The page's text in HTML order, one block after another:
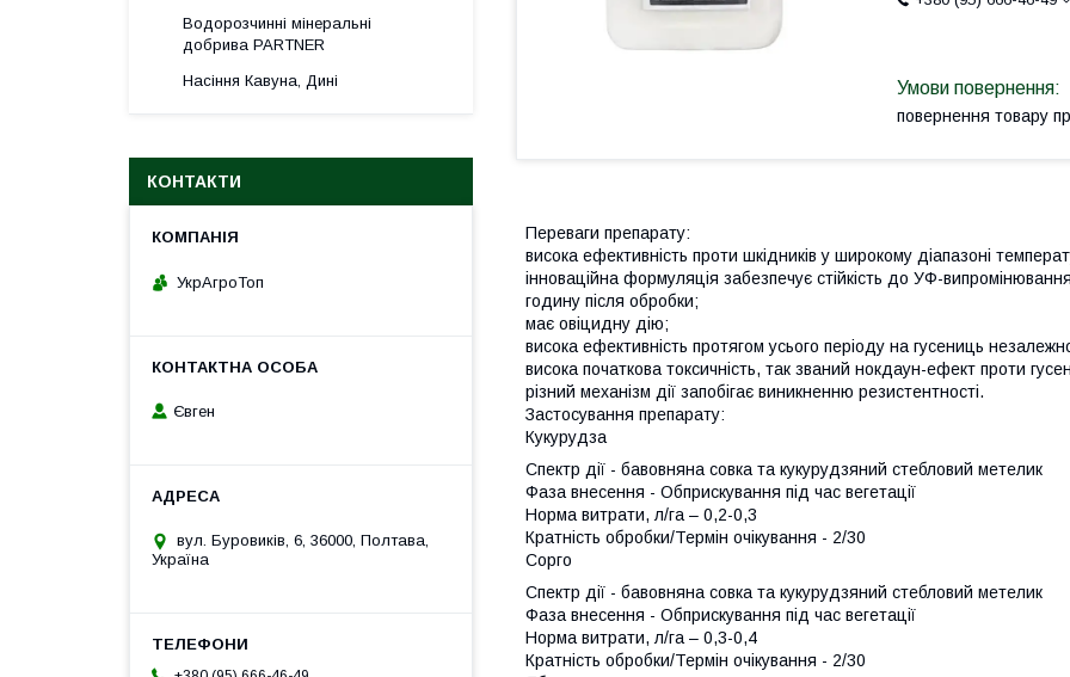
повернення товару
Переваги препарату:
висока ефективність проти шкідників у широкому діапазоні
інноваційна формуляція забезпечує стійкість до УФ-
годину після обробки;
має овіцидну дію;
висока ефективність протягом усього періоду на гусениць незалежно
висока початкова токсичність, так званий нокдаун-ефект проти
різний механізм дії запобігає виникненню резистентності.
Застосування препарату:
Кукурудза
Спектр дії - бавовняна совка та кукурудзяний стебловий метелик
Фаза внесення - Обприскування під час вегетації
Норма витрати, л/га – 0,2-0,3
Кратність обробки/Термін очікування - 2/30
Сорго
Спектр дії - бавовняна совка та кукурудзяний стебловий метелик
Фаза внесення - Обприскування під час вегетації
Норма витрати, л/га – 0,3-0,4
Кратність обробки/Термін очікування - 2/30
Водорозчинні мінеральні
добрива PARTNER
Насіння Кавуна, Дині
КОНТАКТИ
УкрАгроТоп
Євген
вул. Буровиків, 6, 36000, Полтава,
Україна